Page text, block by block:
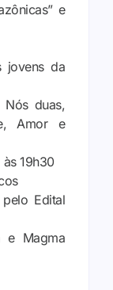
e
jovens da
Nós duas,
Amor e
19h30
Edital
e Magma